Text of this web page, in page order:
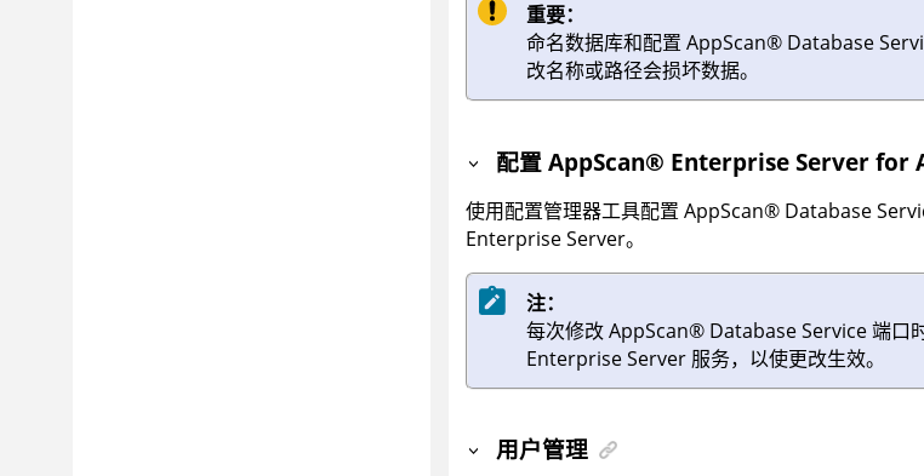
重要：
命名数据库和配置AppScan®Database
改名称或路径会损坏数据。
配置 AppScan® Enterprise Serverfor
使用配置管理器工具配置 AppScan®Database
Enterprise Server。
注：
每次修改AppScan®Database Service端口
Enterprise Server服务，以使更改生效。
用户管理